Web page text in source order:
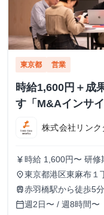
東京都 営業
時給1,600円＋成
す「M&Aインサ
株式会社リン
currency_yen 時給 1,600円〜 研修
修終了後：1,600円～ ＼アポ獲得によるインセンティブ
／ 1件〜10件：
得件数の計算はリセットされます
働、アポ10件の場合
place東京都港区東麻布１
train赤羽橋駅から徒歩5
calendar_today週2日〜 / 週8時間〜